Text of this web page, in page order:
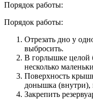
Порядок работы:
Порядок работы:
Отрезать дно у
выбросить.
В горлышке целой
несколько
Поверхность
донышка (внутри),
Закрепить